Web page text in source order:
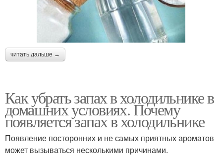
читать дальше →
Как убрать запах в холодильнике в
домашних условиях. Почему
появляется запах в холодильнике
Появление посторонних и не самых приятных ароматов
может вызываться несколькими причинами.